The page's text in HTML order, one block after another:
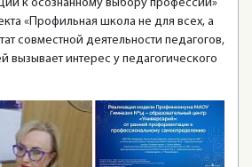
к осознанному выбору профессии»
«Профильная школа не для всех, а
совместной деятельности педагогов,
вызывает интерес у педагогического